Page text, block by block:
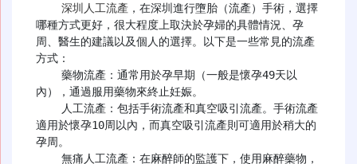
深圳人工流產 ，在深圳進行墮胎（流產）手術，選擇
哪種方式更好，很大程度上取決於孕婦的具體情況、孕
周、醫生的建議以及個人的選擇。以下是一些常見的流產
方式：
內），通過服用藥物來終止妊娠。
適用於懷孕10周以內，而真空吸引流產則可適用於稍大的
孕周。